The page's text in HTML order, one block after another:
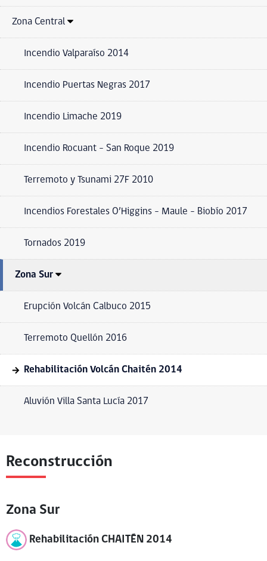
Zona Central
Incendio Valparaíso 2014
Incendio Puertas Negras 2017
Incendio Limache 2019
Incendio Rocuant – San Roque 2019
Terremoto y Tsunami 27F 2010
Incendios Forestales O’Higgins – Maule – Biobío 2017
Tornados 2019
Zona Sur
Erupción Volcán Calbuco 2015
Terremoto Quellón 2016
Rehabilitación Volcán Chaitén 2014
Aluvión Villa Santa Lucía 2017
Reconstrucción
Zona Sur
Rehabilitación CHAITÉN 2014